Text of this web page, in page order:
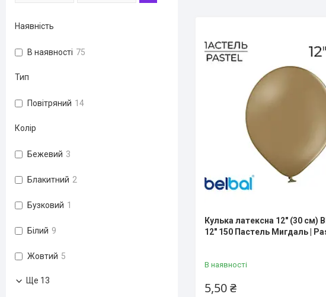
Кулька латексна 12" (30 см)
12" 150 Пастель Мигдаль |
В наявності
5,50 ₴
Наявність
В наявності 75
Тип
Повітряний 14
Колір
Бежевий 3
Блакитний 2
Бузковий 1
Білий 9
Жовтий 5
Ще 13